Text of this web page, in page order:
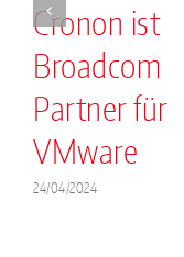
Cronon ist
Broadcom
Partner für
VMware
24/04/2024